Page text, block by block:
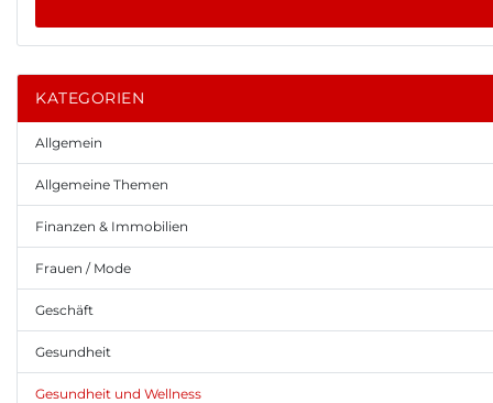
KATEGORIEN
Allgemein
Allgemeine Themen
Finanzen & Immobilien
Frauen / Mode
Geschäft
Gesundheit
Gesundheit und Wellness